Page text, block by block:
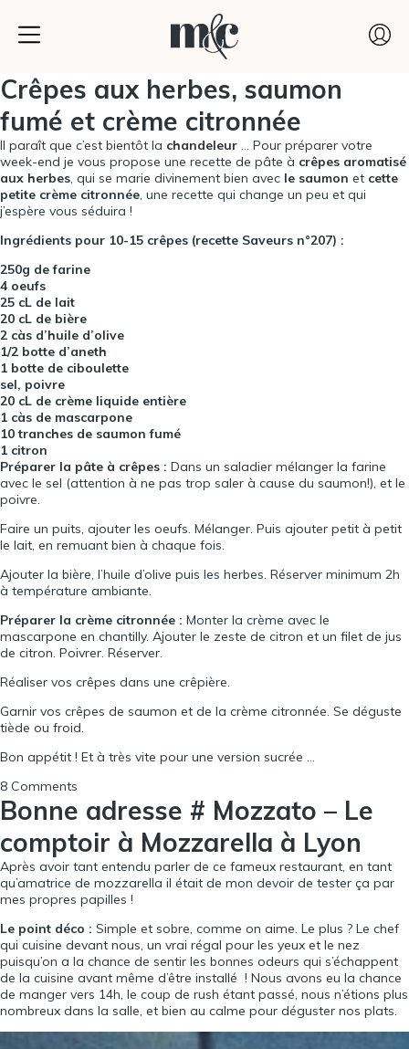
Crêpes aux herbes, saumon
fumé et crème citronnée
Il paraît que c’est bientôt la chandeleur … Pour préparer votre
week-end je vous propose une recette de pâte à crêpes aromatisé
aux herbes, qui se marie divinement bien avec le saumon et cette
petite crème citronnée, une recette qui change un peu et qui
j’espère vous séduira !
Ingrédients pour 10-15 crêpes (recette Saveurs n°207) :
250g de farine
4 oeufs
25 cL de lait
20 cL de bière
2 càs d’huile d’olive
1/2 botte d’aneth
1 botte de ciboulette
sel, poivre
20 cL de crème liquide entière
1 càs de mascarpone
10 tranches de saumon fumé
1 citron
Préparer la pâte à crêpes : Dans un saladier mélanger la farine
avec le sel (attention à ne pas trop saler à cause du saumon!), et le
poivre.
Faire un puits, ajouter les oeufs. Mélanger. Puis ajouter petit à petit
le lait, en remuant bien à chaque fois.
Ajouter la bière, l’huile d’olive puis les herbes. Réserver minimum 2h
à température ambiante.
Préparer la crème citronnée : Monter la crème avec le
mascarpone en chantilly. Ajouter le zeste de citron et un filet de jus
de citron. Poivrer. Réserver.
Réaliser vos crêpes dans une crêpière.
Garnir vos crêpes de saumon et de la crème citronnée. Se déguste
tiède ou froid.
Bon appétit ! Et à très vite pour une version sucrée …
8 Comments
Bonne adresse # Mozzato – Le
comptoir à Mozzarella à Lyon
Après avoir tant entendu parler de ce fameux restaurant, en tant
qu’amatrice de mozzarella il était de mon devoir de tester ça par
mes propres papilles !
Le point déco : Simple et sobre, comme on aime. Le plus ? Le chef
qui cuisine devant nous, un vrai régal pour les yeux et le nez
puisqu’on a la chance de sentir les bonnes odeurs qui s’échappent
de la cuisine avant même d’être installé ! Nous avons eu la chance
de manger vers 14h, le coup de rush étant passé, nous n’étions plus
nombreux dans la salle, et bien au calme pour déguster nos plats.